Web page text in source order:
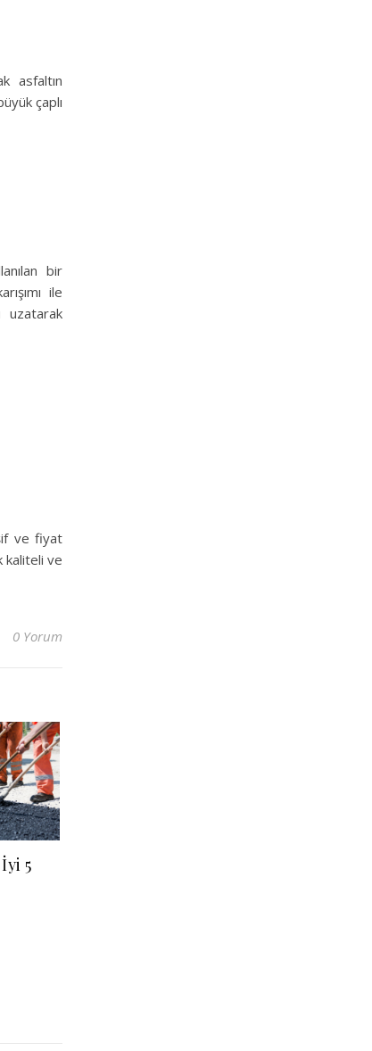
asfaltın
çaplı
bir
ile
uzatarak
ve fiyat
kaliteli ve
0 Yorum
5